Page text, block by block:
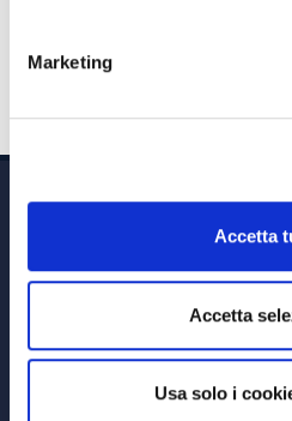
Marketing
Accetta
Accetta
Usa solo i
comparto ricevente
20122
P.IVA